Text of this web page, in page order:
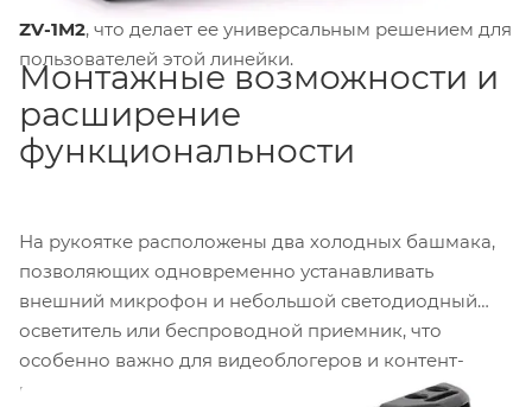
ZV-1M2, что делает ее универсальным решением для
пользователей этой линейки.
Монтажные возможности и
расширение
функциональности
На рукоятке расположены два холодных башмака,
позволяющих одновременно устанавливать
внешний микрофон и небольшой светодиодный
осветитель или беспроводной приемник, что
особенно важно для видеоблогеров и контент-
мейкеров, работающих в полевых условиях.